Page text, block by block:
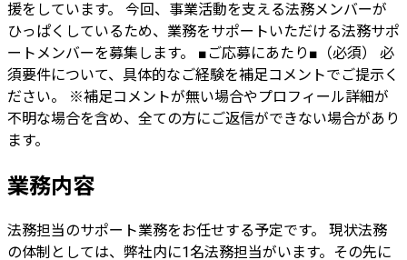
援をしています。 今回、事業活動を支える法務メンバーが
ひっぱくしているため、業務をサポートいただける法務サポ
ートメンバーを募集します。 ■ご応募にあたり■（必須） 必
須要件について、具体的なご経験を補足コメントでご提示く
ださい。 ※補足コメントが無い場合やプロフィール詳細が
不明な場合を含め、全ての方にご返信ができない場合があり
ます。
業務内容
法務担当のサポート業務をお任せする予定です。 現状法務
の体制としては、弊社内に1名法務担当がいます。その先に